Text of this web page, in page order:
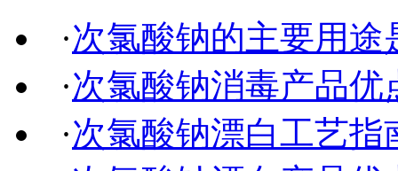
·次氯酸钠的主要用途
·次氯酸钠消毒产品优
·次氯酸钠漂白工艺指